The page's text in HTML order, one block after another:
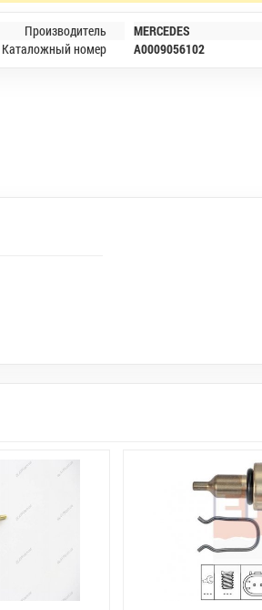
Производитель
MERCEDES
Каталожный номер
A0009056102